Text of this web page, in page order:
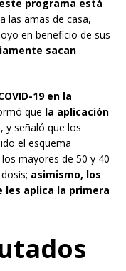
este programa está
las amas de casa,
en beneficio de sus
sacan
19 en la
que la aplicación
, y señaló que los
el esquema
mayores de 50 y 40
asimismo, los
les aplica la primera